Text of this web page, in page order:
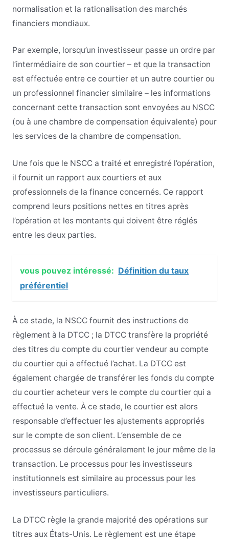
normalisation et la rationalisation des marchés
financiers mondiaux.
Par exemple, lorsqu’un investisseur passe un ordre par
l’intermédiaire de son courtier – et que la transaction
est effectuée entre ce courtier et un autre courtier ou
un professionnel financier similaire – les informations
concernant cette transaction sont envoyées au NSCC
(ou à une chambre de compensation équivalente) pour
les services de la chambre de compensation.
Une fois que le NSCC a traité et enregistré l’opération,
il fournit un rapport aux courtiers et aux
professionnels de la finance concernés. Ce rapport
comprend leurs positions nettes en titres après
l’opération et les montants qui doivent être réglés
entre les deux parties.
vous pouvez intéressé: Définition du taux
préférentiel
À ce stade, la NSCC fournit des instructions de
règlement à la DTCC ; la DTCC transfère la propriété
des titres du compte du courtier vendeur au compte
du courtier qui a effectué l’achat. La DTCC est
également chargée de transférer les fonds du compte
du courtier acheteur vers le compte du courtier qui a
effectué la vente. À ce stade, le courtier est alors
responsable d’effectuer les ajustements appropriés
sur le compte de son client. L’ensemble de ce
processus se déroule généralement le jour même de la
transaction. Le processus pour les investisseurs
institutionnels est similaire au processus pour les
investisseurs particuliers.
La DTCC règle la grande majorité des opérations sur
titres aux États-Unis. Le règlement est une étape